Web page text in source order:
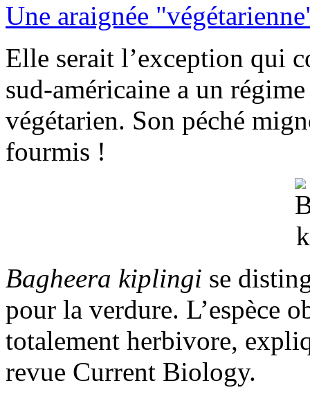
Une araignée
Elle serait l’exception qui
sud-américaine a un
végétarien. Son péché
fourmis !
Bagheera kiplingi se
pour la verdure. L’espèce
totalement herbivore,
revue Current Biology.